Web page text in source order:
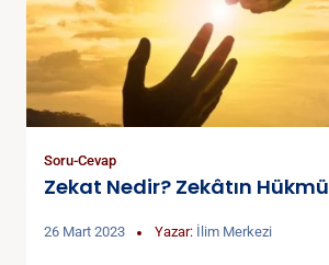
Soru-Cevap
Zekat Nedir? Zekâtın Hükmü
26 Mart 2023 Yazar: İlim Merkezi